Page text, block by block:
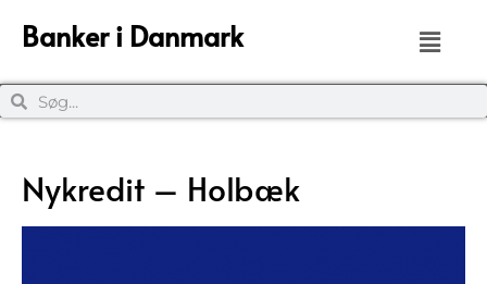
Banker i Danmark
Nykredit – Holbæk